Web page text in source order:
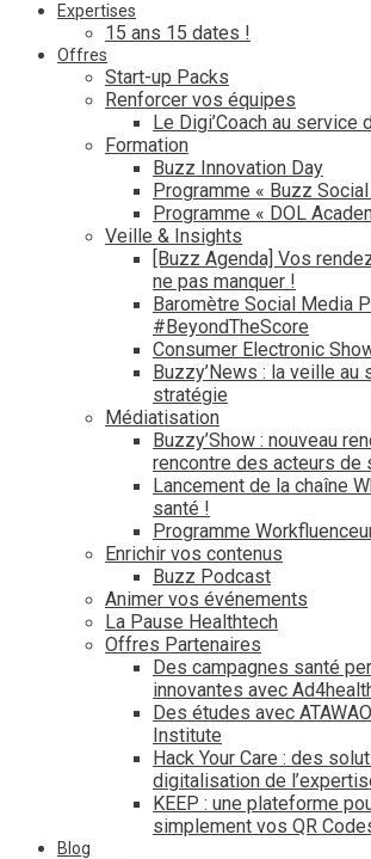
Expertises
15 ans 15 dates !
Offres
Start-up Packs
Renforcer vos équipes
Le Digi’Coach au service
Formation
Buzz Innovation Day
Programme « Buzz
Programme « DOL
Veille & Insights
[Buzz Agenda] Vos
ne pas manquer !
Baromètre Social Media
#BeyondTheScore
Consumer Electronic
Buzzy’News : la veille au
stratégie
Médiatisation
Buzzy’Show : nouveau
rencontre des acteurs de
Lancement de la chaîne
santé !
Programme
Enrichir vos contenus
Buzz Podcast
Animer vos événements
La Pause Healthtech
Offres Partenaires
Des campagnes santé
innovantes avec
Des études avec
Institute
Hack Your Care : des
digitalisation de
KEEP : une plateforme
simplement vos QR
Blog